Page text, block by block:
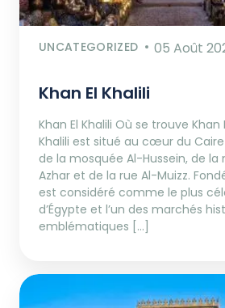
UNCATEGORIZED 05 Août
Khan El Khalili
Khan El Khalili Où se trouve Khan
Khalili est situé au cœur du
de la mosquée Al-Hussein, de la
Azhar et de la rue Al-Muizz.
est considéré comme le plus
d’Égypte et l’un des marchés
emblématiques […]